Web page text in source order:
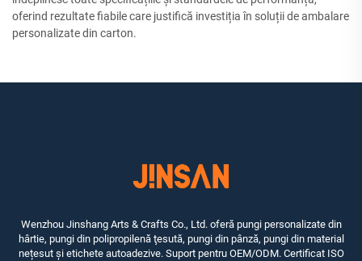
oferind rezultate fiabile care justifică investiția în soluții de ambalare
personalizate din carton.
Wenzhou Jinshang Arts & Crafts Co., Ltd. oferă pungi personalizate din
hârtie, pungi din polipropilenă ţesută, pungi din pânză, pungi din material
nețesut și etichete autoadezive. Suport pentru OEM/ODM. Certificat ISO